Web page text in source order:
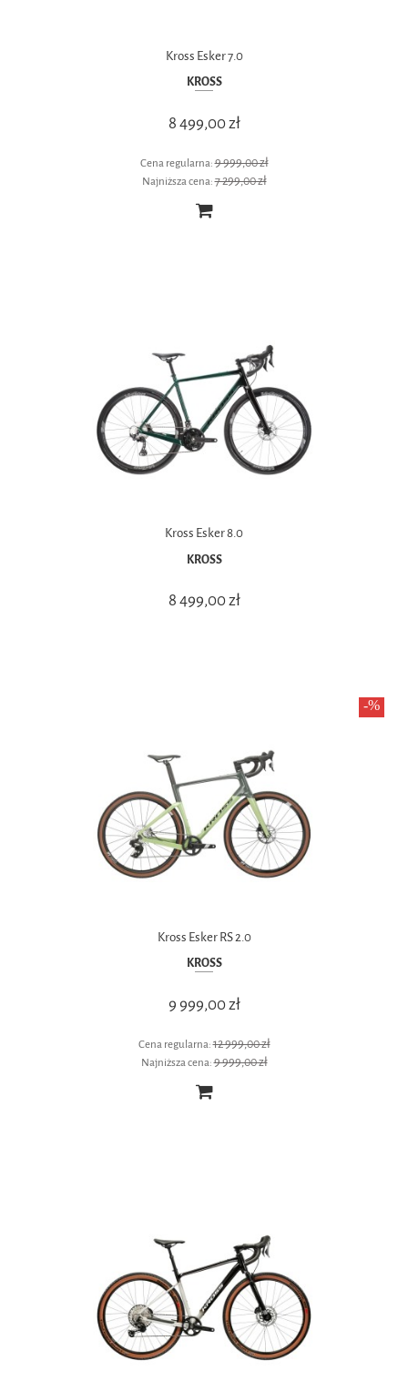
Kross Esker 7.0
KROSS
8 499,00 zł
Cena regularna:9 999,00 zł
Najniższa cena:7 299,00 zł
Kross Esker 8.0
KROSS
8 499,00 zł
Kross Esker RS 2.0
KROSS
9 999,00 zł
Cena regularna:12 999,00 zł
Najniższa cena:9 999,00 zł